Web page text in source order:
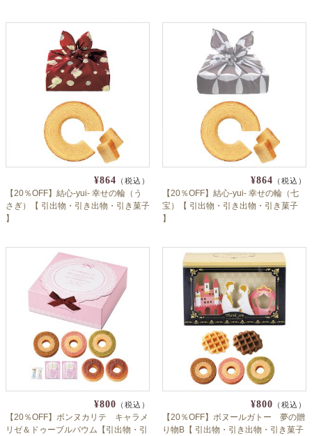
¥864 （税込）
【20％OFF】結心-yui- 幸せの輪（う
さぎ）【 引出物・引き出物・引き菓子
】
¥864 （税込）
【20％OFF】結心-yui- 幸せの輪（七
宝）【 引出物・引き出物・引き菓子
】
¥800 （税込）
【20％OFF】ボンヌカリテ キャラメ
リゼ＆ドゥーブルバウム【引出物・引
¥800 （税込）
【20％OFF】ボヌールガトー 夢の贈
り物B【 引出物・引き出物・引き菓子